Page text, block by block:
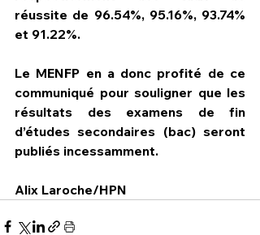
réussite de 96.54%, 95.16%, 93.74%
et 91.22%.
Le MENFP en a donc profité de ce
communiqué pour souligner que les
résultats des examens de fin
d’études secondaires (bac) seront
publiés incessamment.
Alix Laroche/HPN